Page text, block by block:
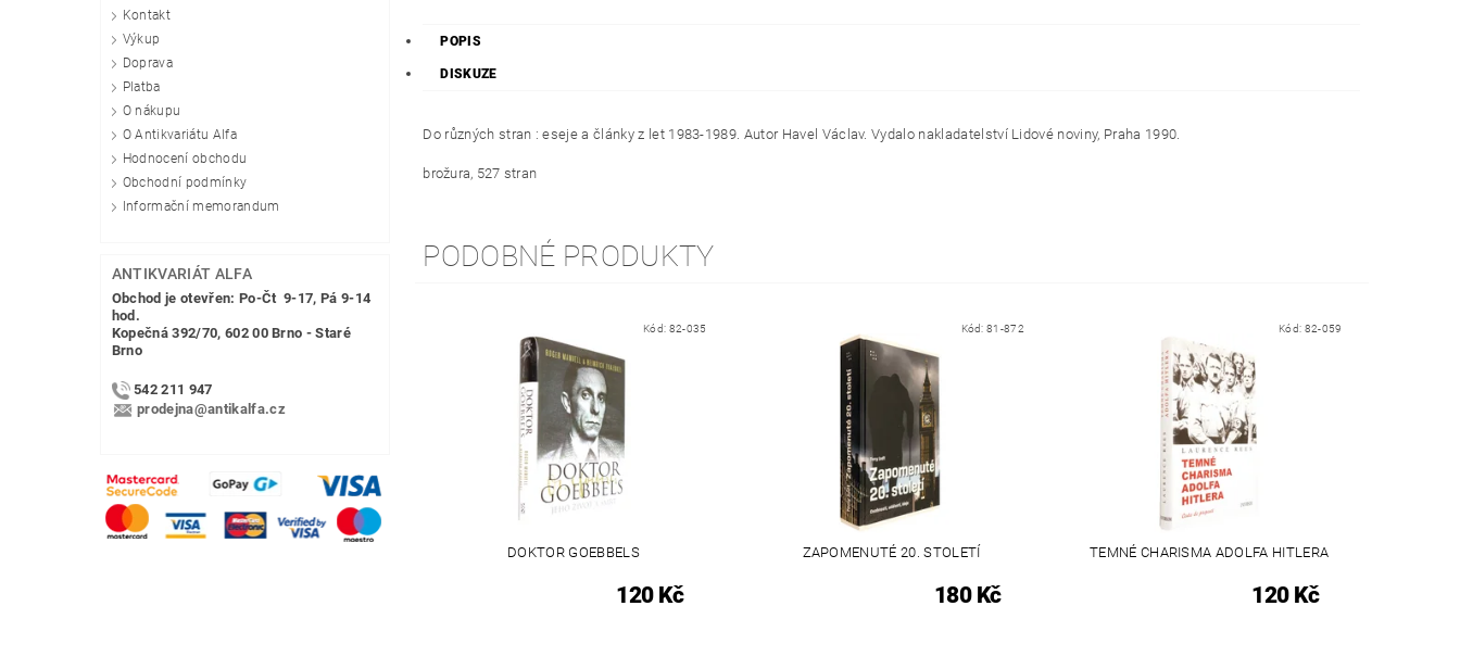
Kontakt
Výkup
Doprava
Platba
O nákupu
O Antikvariátu Alfa
Hodnocení obchodu
Obchodní podmínky
Informační memorandum
ANTIKVARIÁT ALFA
Obchod je otevřen: Po-Čt 9-17, Pá 9-14
hod.
Kopečná 392/70, 602 00 Brno - Staré
Brno
542 211 947
prodejna@antikalfa.cz
POPIS
DISKUZE
Do různých stran : eseje a články z let 1983-1989. Autor Havel Václav. Vydalo nakladatelství Lidové noviny, Praha 1990.
brožura, 527 stran
PODOBNÉ PRODUKTY
Kód: 82-035
DOKTOR GOEBBELS
120 Kč
Kód:81-872
ZAPOMENUTÉ 20. STOLETÍ
180 Kč
Kód: 82-059
TEMNÉ CHARISMA ADOLFA HITLERA
120 Kč